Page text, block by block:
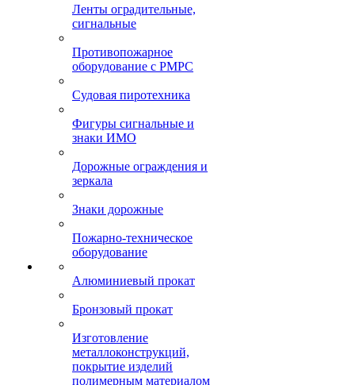
Ленты оградительные,
сигнальные
Противопожарное
оборудование с РМРС
Судовая пиротехника
Фигуры сигнальные и
знаки ИМО
Дорожные ограждения и
зеркала
Знаки дорожные
Пожарно-техническое
оборудование
Алюминиевый прокат
Бронзовый прокат
Изготовление
металлоконструкций,
покрытие изделий
полимерным материалом